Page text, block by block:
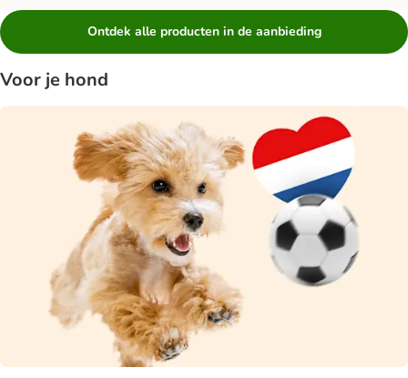
Ontdek alle producten in de aanbieding
Voor je hond